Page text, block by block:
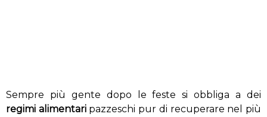
Sempre più gente dopo le feste si obbliga a dei
regimi alimentaripazzeschi pur di recuperare nel più